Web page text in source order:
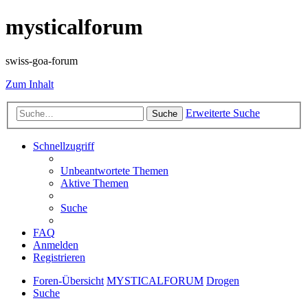
mysticalforum
swiss-goa-forum
Zum Inhalt
Suche Erweiterte Suche
Schnellzugriff
Unbeantwortete Themen
Aktive Themen
Suche
FAQ
Anmelden
Registrieren
Foren-Übersicht MYSTICALFORUM Drogen
Suche